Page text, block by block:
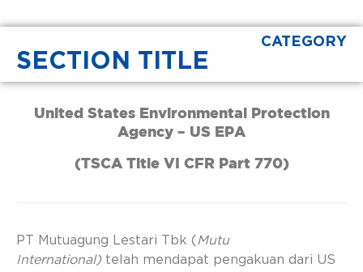
CATEGORY
SECTION TITLE
United States Environmental Protection
Agency – US EPA
(TSCA Title VI CFR Part 770)
PT Mutuagung Lestari Tbk ( Mutu
International) telah mendapat pengakuan dari US